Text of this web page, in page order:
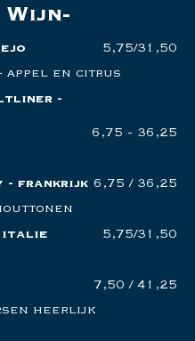
5,75/31,50
en citrus
-
6,75 - 36,25
- frankrijk 6,75 / 36,25
italie
5,75/31,50
7,50 / 41,25
heerlijk